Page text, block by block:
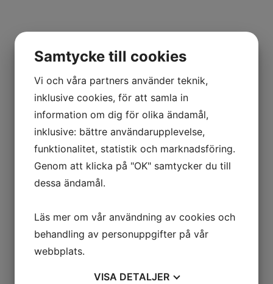
Samtycke till cookies
Vi och våra partners använder teknik,
inklusive cookies, för att samla in
information om dig för olika ändamål,
inklusive: bättre användarupplevelse,
funktionalitet, statistik och marknadsföring.
Genom att klicka på "OK" samtycker du till
dessa ändamål.
Läs mer om vår användning av cookies och
behandling av personuppgifter på vår
webbplats.
VISA DETALJER